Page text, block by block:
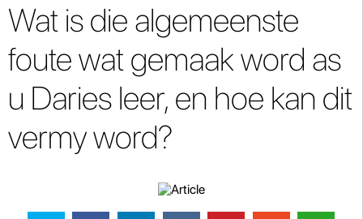
Wat is die algemeenste
foute wat gemaak word as
u Daries leer, en hoe kan dit
vermy word?